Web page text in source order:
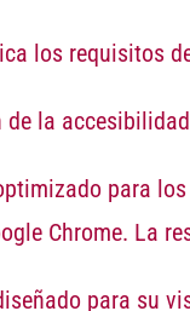
los requisitos
la
para
Chrome. La
para su